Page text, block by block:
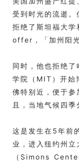
受到时光的流逝。
拒绝了斯坦福大学
offer，「加州阳
同时，他也拒绝
学院（MIT）开始
佛特别近，便于参
且，当地气候四季
这是发生在5年前
业，进入纽约州
（Simons